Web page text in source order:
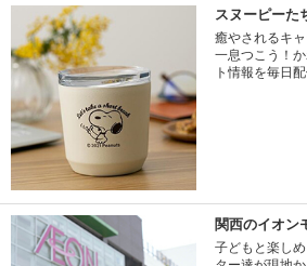
スヌーピーた
癒やされるキ
一息つこう！
ト情報を毎日
関西のイオン
子どもと楽し